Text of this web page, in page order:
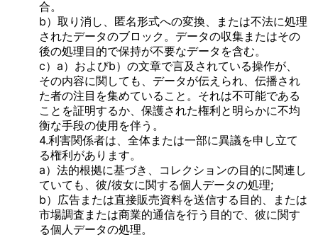
合。
b）取り消し、匿名形式への変換、または不法に処理
されたデータのブロック。データの収集またはその
後の処理目的で保持が不要なデータを含む。
c）a）およびb）の文章で言及されている操作が、
その内容に関しても、データが伝えられ、伝播され
た者の注目を集めていること。それは不可能である
ことを証明するか、保護された権利と明らかに不均
衡な手段の使用を伴う。
4.利害関係者は、全体または一部に異議を申し立て
る権利があります。
a）法的根拠に基づき、コレクションの目的に関連し
ていても、彼/彼女に関する個人データの処理;
b）広告または直接販売資料を送信する目的、または
市場調査または商業的通信を行う目的で、彼に関す
る個人データの処理。